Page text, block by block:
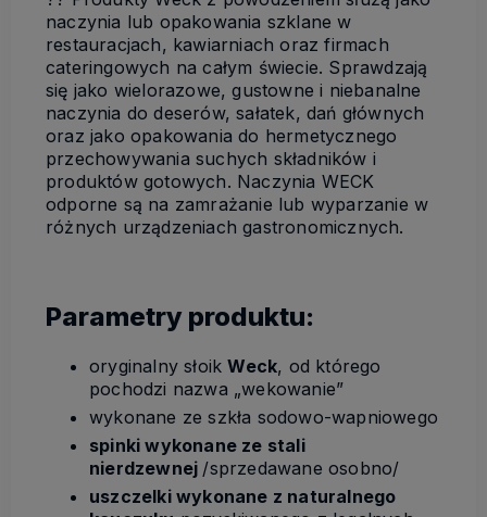
naczynia lub opakowania szklane w
restauracjach, kawiarniach oraz firmach
cateringowych na całym świecie. Sprawdzają
się jako wielorazowe, gustowne i niebanalne
naczynia do deserów, sałatek, dań głównych
oraz jako opakowania do hermetycznego
przechowywania suchych składników i
produktów gotowych. Naczynia WECK
odporne są na zamrażanie lub wyparzanie w
różnych urządzeniach gastronomicznych.
Parametry produktu:
oryginalny słoikWeck, od którego
pochodzi nazwa „wekowanie”
wykonane ze szkła sodowo-wapniowego
spinki wykonane ze stali
nierdzewnej /sprzedawane osobno/
uszczelki wykonane z naturalnego